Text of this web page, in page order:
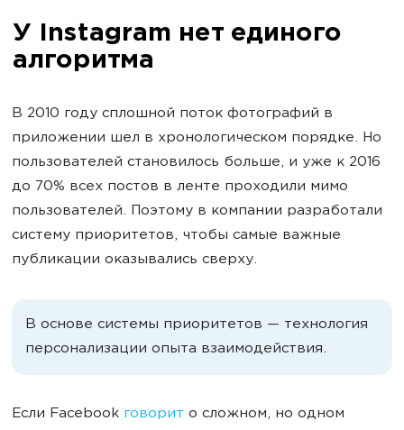
У Instagram нет единого
алгоритма
В 2010 году сплошной поток фотографий в
приложении шел в хронологическом порядке. Но
пользователей становилось больше, и уже к 2016
до 70% всех постов в ленте проходили мимо
пользователей. Поэтому в компании разработали
систему приоритетов, чтобы самые важные
публикации оказывались сверху.
В основе системы приоритетов — технология
персонализации опыта взаимодействия.
Если Facebook говорит о сложном, но одном